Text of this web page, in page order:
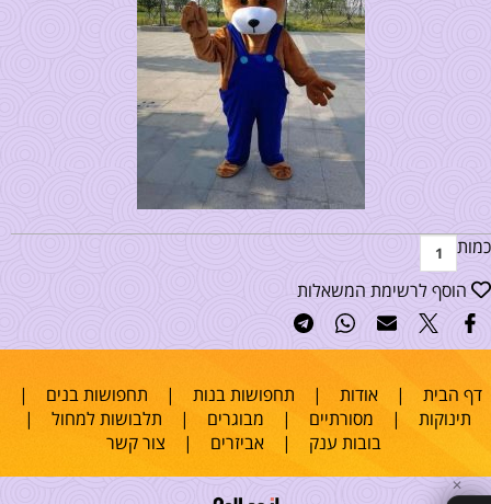
כמות
הוסף לרשימת המשאלות
דף הבית |אודות | תחפושות בנות | תחפושות בנים |
תינוקות | מסורתיים | מבוגרים | תלבושות למחול |
בובות ענק |אביזרים | צור קשר
✕